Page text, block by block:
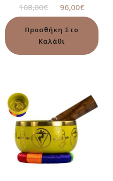
108,00€
Original
price
was:
108,00€.
96,00€
τιμή
είναι:
Προσθήκη Στο
Καλάθι